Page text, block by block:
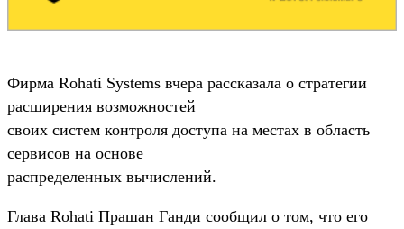
Фирма Rohati Systems вчера рассказала о стратегии
расширения возможностей
своих систем контроля доступа на местах в область
сервисов на основе
распределенных вычислений.
Глава Rohati Прашан Ганди сообщил о том, что его